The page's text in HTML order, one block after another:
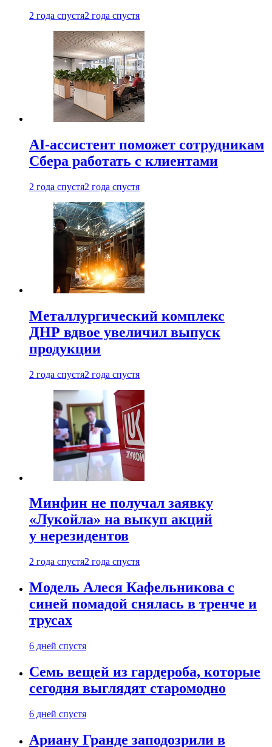
2 года спустя2 года спустя
AI-ассистент поможет сотрудникам
Сбера работать с клиентами
2 года спустя2 года спустя
Металлургический комплекс
ДНР вдвое увеличил выпуск
продукции
2 года спустя2 года спустя
Минфин не получал заявку
«Лукойла» на выкуп акций
у нерезидентов
2 года спустя2 года спустя
Модель Алеся Кафельникова с
синей помадой снялась в тренче и
трусах
6 дней спустя
Семь вещей из гардероба, которые
сегодня выглядят старомодно
6 дней спустя
Ариану Гранде заподозрили в